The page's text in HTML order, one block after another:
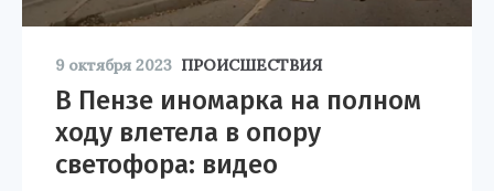
9 октября 2023 ПРОИСШЕСТВИЯ
В Пензе иномарка на полном
ходу влетела в опору
светофора: видео